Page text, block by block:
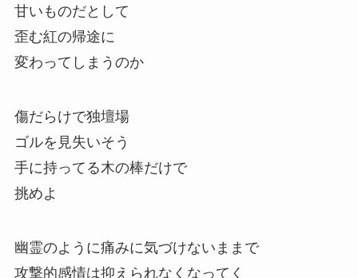
甘いものだとして
歪む紅の帰途に
変わってしまうのか
傷だらけで独壇場
ゴルを見失いそう
手に持ってる木の棒だけで
挑めよ
幽霊のように痛みに気づけないままで
攻撃的感情は抑えられなくなってく